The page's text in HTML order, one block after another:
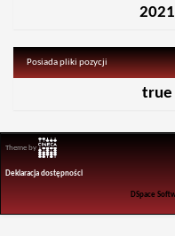
2021
Posiada pliki pozycji
true
Theme by
Deklaracja dostępności
DSpace